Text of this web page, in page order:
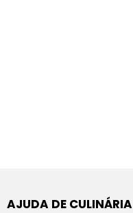
AJUDA DE CULINÁRIA